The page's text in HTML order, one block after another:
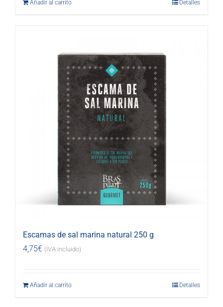
Añadir al carrito Detalles
Escamas de sal marina natural 250 g
4,75€ (IVA incluido)
Añadir al carrito Detalles